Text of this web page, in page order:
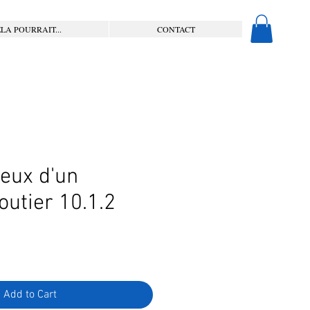
POURRAIT... CONTACT
d'un
10.1.2
Add to Cart